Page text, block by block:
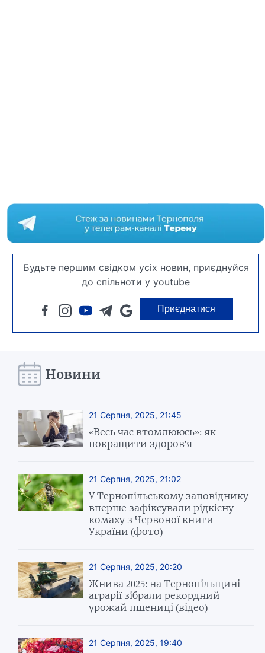
Будьте першим свідком усіх новин, приєднуйся
до спільноти у youtube
Приєднатися
Новини
21 Серпня, 2025, 21:45
«Весь час втомлююсь»: як
покращити здоров'я
21 Серпня, 2025, 21:02
У Тернопільському заповіднику
вперше зафіксували рідкісну
комаху з Червоної книги
України (фото)
21 Серпня, 2025, 20:20
Жнива 2025: на Тернопільщині
аграрії зібрали рекордний
урожай пшениці (відео)
21 Серпня, 2025, 19:40